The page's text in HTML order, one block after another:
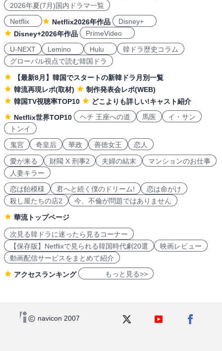
2026年夏(7月)国内ドラマ一覧
Netflix
Netflix2026年作品
Disney+
Disney+2026年作品
PrimeVideo
U-NEXT
Lemino Hulu
韓ドラ歴史コラム
グローバル視点で読む韓国ドラ
【最新8月】韓国でスタートの新韓ドラ月別一覧
韓流再現レポ(取材)
制作発表会レポ(WEB)
韓国TV視聴率TOP10
どこよりも詳しい!キャスト紹介
Netflix世界TOP10
ヘチ 王座への道 馬医
イ・サン
トンイ
鬼宮
奇皇后 華政 善徳女王 恋人
愛が来る 財閥 X 刑事2 夫婦の結末
マンションのお仕事
人妻キラー
恋は飴模様
君へと続く僕のドリーム!
恋は命がけ
殺し屋たちの店2
今、不倫が問題ではありません
華流トップページ
次見る韓ドラに迷ったら見るコーナー
【保存版】Netflixで見られる韓国時代劇20選
映画レビュー
動画配信サービスをまとめて紹介
アクセスランキング もっと見る>>
navicon 2007